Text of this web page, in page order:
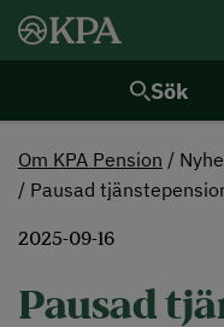
Sök
Om KPA Pension
Pausad
2025-09-16
Pausad